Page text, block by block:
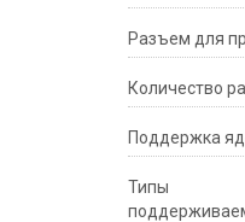
Разъем для
Количество
Поддержка
Типы